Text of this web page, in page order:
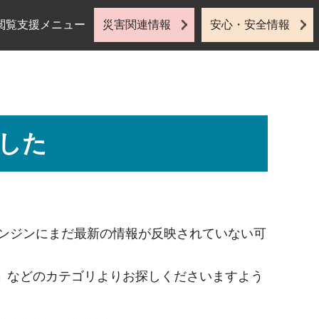
覧支援メニュー 災害関連情報 安心・安全情報
た
ジンにまだ最新の情報が反映されていない可
どのカテゴリよりお探しくださいますよう